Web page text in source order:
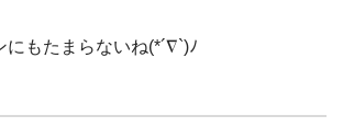
もたまらないね(*´∇`)ﾉ